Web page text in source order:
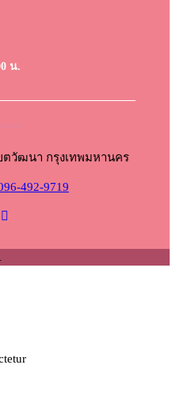
น.
ตวัฒนา กรุงเทพมหานคร
492-9719